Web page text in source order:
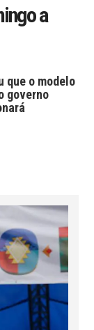
a
que o modelo
governo